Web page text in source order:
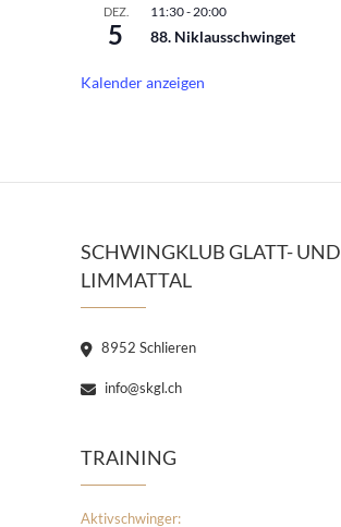
DEZ.
5
11:30- 20:00
88. Niklausschwinget
Kalender anzeigen
SCHWINGKLUB GLATT- UND
LIMMATTAL
8952 Schlieren
info@skgl.ch
TRAINING
Aktivschwinger: